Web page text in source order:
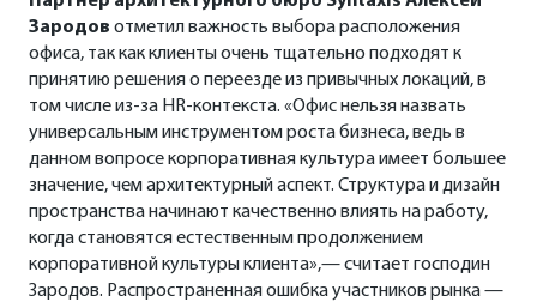
Зародов отметил важность выбора расположения
офиса, так как клиенты очень тщательно подходят к
принятию решения о переезде из привычных локаций, в
том числе из-за HR-контекста. «Офис нельзя назвать
универсальным инструментом роста бизнеса, ведь в
данном вопросе корпоративная культура имеет большее
значение, чем архитектурный аспект. Структура и дизайн
пространства начинают качественно влиять на работу,
когда становятся естественным продолжением
корпоративной культуры клиента»,— считает господин
Зародов. Распространенная ошибка участников рынка —